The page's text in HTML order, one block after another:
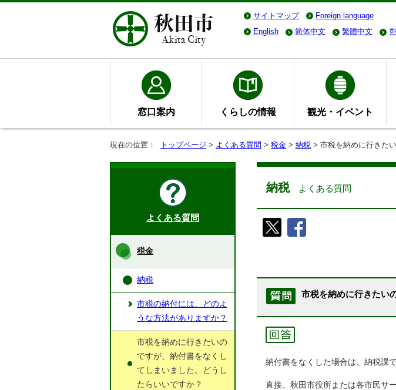
サイトマップ Foreign language
English
简体中文 繁體中文
窓口案内 くらしの情報 観光・イベント
現在の位置： トップページ > よくある質問 > 税金 > 納税 > 市税を納めに行きた
納税よくある質問
市税を納めに行きたい
納付書をなくした場合は、納税課
直接、秋田市役所または各市民サ
よくある質問
税金
納税
市税の納付には、どのよ
うな方法がありますか？
市税を納めに行きたいの
ですが、納付書をなくし
てしまいました。どうし
たらいいですか？